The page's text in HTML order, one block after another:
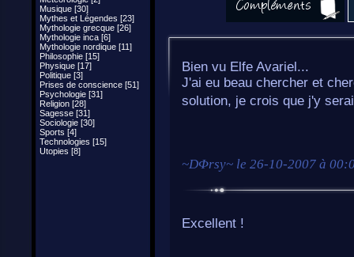
Musique [30]
Mythes et Légendes [23]
Mythologie grecque [26]
Mythologie inca [6]
Mythologie nordique [11]
Philosophie [15]
Physique [17]
Politique [3]
Prises de conscience [51]
Psychologie [31]
Religion [28]
Sagesse [31]
Sociologie [30]
Sports [4]
Technologies [15]
Utopies [8]
Bien vu Elfe Avariel...
J'ai eu beau chercher et
solution, je crois que j'y
~DΦrsy~ le 26-10-2007 à
Excellent !